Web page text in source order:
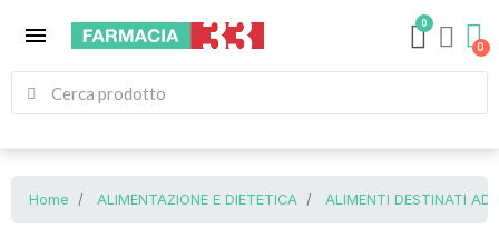
menu 0
Home ALIMENTAZIONE E DIETETICA ALIMENTI DESTINATI AD